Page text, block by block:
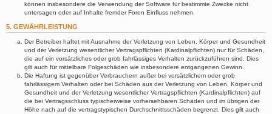
können insbesondere die Verwendung der Software für bestimmte Zwecke nicht
untersagen oder auf Inhalte fremder Foren Einfluss nehmen.
5. GEWÄHRLEISTUNG
Der Betreiber haftet mit Ausnahme der Verletzung von Leben, Körper und Gesundheit
und der Verletzung wesentlicher Vertragspflichten (Kardinalpflichten) nur für Schäden,
die auf ein vorsätzliches oder grob fahrlässiges Verhalten zurückzuführen sind. Dies
gilt auch für mittelbare Folgeschäden wie insbesondere entgangenen Gewinn.
Die Haftung ist gegenüber Verbrauchern außer bei vorsätzlichem oder grob
fahrlässigem Verhalten oder bei Schäden aus der Verletzung von Leben, Körper und
Gesundheit und der Verletzung wesentlicher Vertragspflichten (Kardinalpflichten) auf
die bei Vertragsschluss typischerweise vorhersehbaren Schäden und im übrigen der
Höhe nach auf die vertragstypischen Durchschnittsschäden begrenzt. Dies gilt auch